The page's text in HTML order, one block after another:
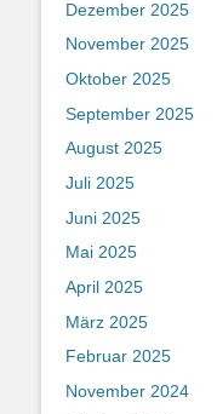
Dezember 2025
November 2025
Oktober 2025
September 2025
August 2025
Juli 2025
Juni 2025
Mai 2025
April 2025
März 2025
Februar 2025
November 2024